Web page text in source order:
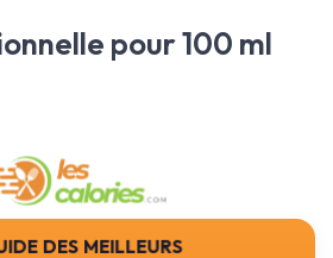
pour 100 ml
des meilleurs